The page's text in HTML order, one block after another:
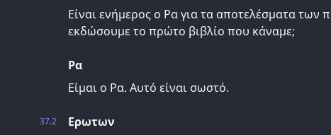
Είναι ενήμερος ο Ρα για τα αποτελέσματα
εκδώσουμε το πρώτο βιβλίο που κάναμε;
Ρα
Είμαι ο Ρα. Αυτό είναι σωστό.
37.2
Ερωτων